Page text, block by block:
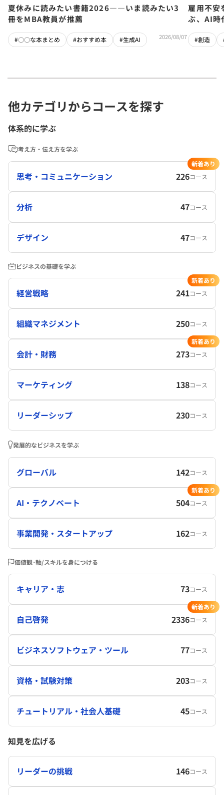
夏休みに読みたい書籍2026――いま読みたい3
冊をMBA教員が推薦
#〇〇な本まとめ #おすすめ本 #生成AI 2026/08/07
雇用不
ぶ、AI時
#創造
他カテゴリからコースを探す
体系的に学ぶ
考え方・伝え方を学ぶ
思考・コミュニケーション 226コース
新着あり
分析 47コース
デザイン 47コース
ビジネスの基礎を学ぶ
経営戦略 241コース
新着あり
組織マネジメント 250コース
会計・財務 273コース
新着あり
マーケティング 138コース
リーダーシップ 230コース
発展的なビジネスを学ぶ
グローバル 142コース
AI・テクノベート 504コース
新着あり
事業開発・スタートアップ 162コース
価値観･軸/スキルを身につける
キャリア・志 73コース
自己啓発 2336コース
新着あり
ビジネスソフトウェア・ツール 77コース
資格・試験対策 203コース
チュートリアル・社会人基礎 45コース
知見を広げる
リーダーの挑戦 146コース